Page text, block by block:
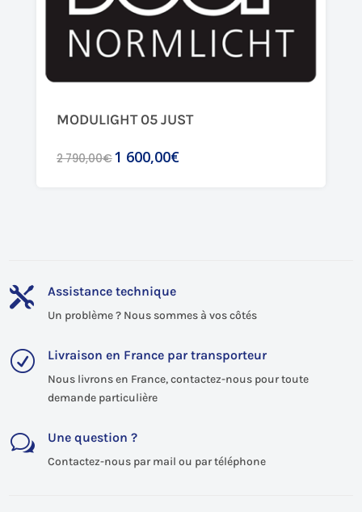
MODULIGHT 05 JUST
2 790,00€1 600,00€
 Assistance technique
Un problème ? Nous sommes à vos côtés
R Livraison en France par transporteur
Nous livrons en France, contactez-nous pour toute
demande particulière
w Une question ?
Contactez-nous par mail ou par téléphone